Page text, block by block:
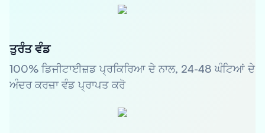
ਤੁਰੰਤ ਵੰਡ
100% ਡਿਜੀਟਾਈਜ਼ਡ ਪ੍ਰਕਿਰਿਆ ਦੇ ਨਾਲ, 24-48 ਘੰਟਿਆਂ ਦੇ
ਅੰਦਰ ਕਰਜ਼ਾ ਵੰਡ ਪ੍ਰਾਪਤ ਕਰੋ